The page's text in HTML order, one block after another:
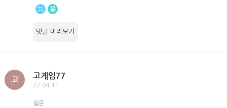
웅
댓글 미리보기
고
고게임77
22.04.11
질문